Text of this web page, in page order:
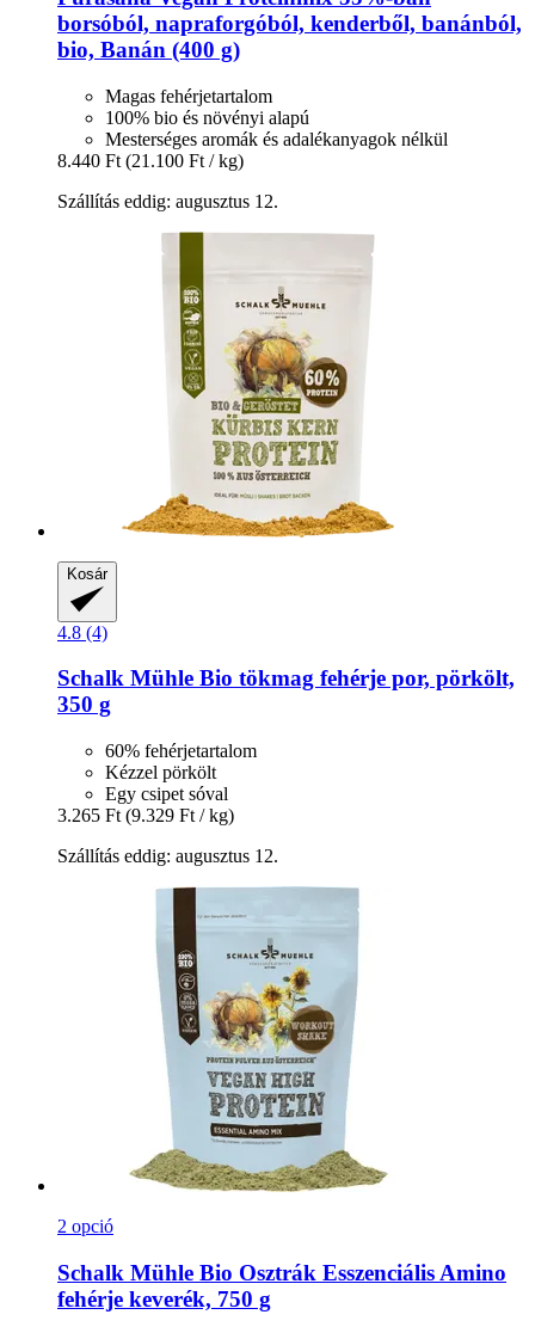
borsóból, napraforgóból, kenderből, banánból,
bio, Banán (400 g)
Magas fehérjetartalom
100% bio és növényi alapú
Mesterséges aromák és adalékanyagok nélkül
8.440 Ft (21.100 Ft / kg)
Szállítás eddig: augusztus 12.
Kosár
4.8 (4)
Schalk Mühle Bio tökmag fehérje por, pörkölt,
350 g
60% fehérjetartalom
Kézzel pörkölt
Egy csipet sóval
3.265 Ft (9.329 Ft / kg)
Szállítás eddig: augusztus 12.
2 opció
Schalk Mühle Bio Osztrák Esszenciális Amino
fehérje keverék, 750 g